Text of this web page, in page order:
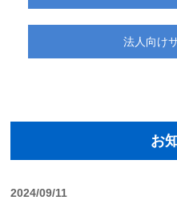
法人向け
お
2024/09/11